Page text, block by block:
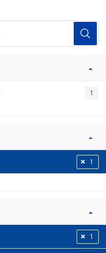
1
1
1